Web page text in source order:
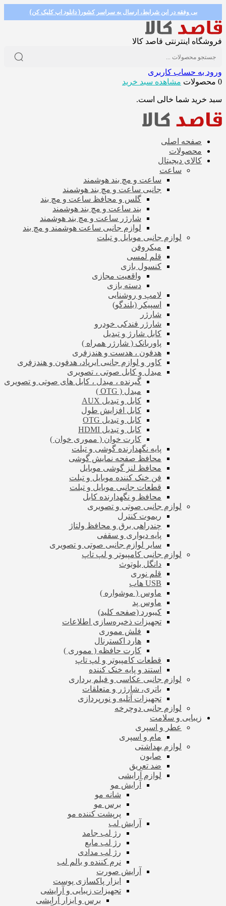
بی وفقه در این شرایط، ارسال به سراسر کشور( دانلود اپ کلیک کن)
فروشگاه اینترنتی قاصد کالا
ورود به حساب کاربری
0 محصولات
مشاهده سبد خرید
سبد خرید شما خالی است.
صفحه اصلی
محصولات
کالای دیجیتال
ساعت
ساعت و مچ بند هوشمند
جانبی ساعت و مچ بند هوشمند
گلس و محافظ ساعت و مچ بند
بند ساعت و مچ بند هوشمند
شارژر ساعت و مچ بند هوشمند
لوازم جانبی ساعت هوشمند و مچ بند
لوازم جانبی موبایل و تبلت
میکروفن
قلم لمسی
کنسول بازی
واقعیت مجازی
دسته بازی
لامپ و روشنایی
اسپیکر (بلندگو)
شارژر
شارژر فندکی خودرو
کابل شارژ و تبدیل
پاوربانک ( شارژر همراه )
هدفون ، هدست و هندزفری
کاور و لوازم جانبی ایرپاد، هدفون و هندزفری
مبدل و کابل صوتی ، تصویری
گیرنده ، مبدل ، کابل های صوتی و تصویری
مبدل ( OTG )
کابل و تبدیل AUX
کابل افزایش طول
کابل و تبدیل OTG
کابل و تبدیل HDMI
کارت خوان ( مموری خوان )
پایه نگهدارنده گوشی و تبلت
محافظ صفحه نمایش گوشی
محافظ لنز گوشی موبایل
فن خنک کننده موبایل و تبلت
قطعات جانبی موبایل و تبلت
محافظ و نگهدارنده کابل
لوازم جانبی صوتی و تصویری
ریموت کنترل
چندراهی برق و محافظ ولتاژ
پایه دیواری و سقفی
سایر لوازم جانبی صوتی و تصویری
لوازم جانبی کامپیوتر و لپ تاپ
دانگل بلوتوث
قلم نوری
USB هاب
ماوس ( موشواره )
ماوس پد
کیبورد (صفحه کلید)
تجهیزات ذخیره‌سازی اطلاعات
فلش مموری
هارد اکسترنال
کارت حافظه ( مموری )
قطعات کامپیوتر و لپ تاپ
استند و پایه خنک کننده
لوازم جانبی عکاسی و فیلم برداری
باتری، شارژر و متعلقات
تجهیزات آتلیه و نورپردازی
لوازم جانبی دوچرخه
زیبایی و سلامت
عطر و اسپری
مام و اسپری
لوازم بهداشتی
صابون
ضد تعریق
لوازم آرایشی
آرایش مو
شانه مو
برس مو
پرپشت کننده مو
آرایش لب
رژ لب جامد
رژ لب مایع
رژ لب مدادی
نرم کننده و بالم لب
آرایش صورت
ابزار پاکسازی پوست
تجهیزات زیبایی و آرایشی
برس و ابزار آرایشی